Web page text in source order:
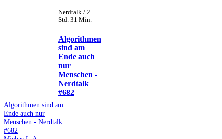
Nerdtalk / 2
Std. 31 Min.
Algorithmen
sind am
Ende auch
nur
Menschen -
Nerdtalk
#682
Algorithmen sind am
Ende auch nur
Menschen - Nerdtalk
#682